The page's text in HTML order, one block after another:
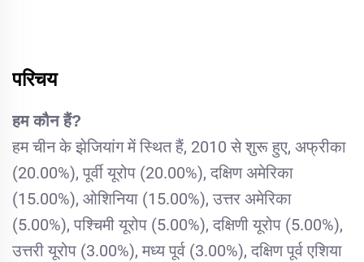
परिचय
हम कौन हैं?
हम चीन के झेजियांग में स्थित हैं, 2010 से शुरू हुए, अफ्रीका
(20.00%), पूर्वी यूरोप (20.00%), दक्षिण अमेरिका
(15.00%), ओशिनिया (15.00%), उत्तर अमेरिका
(5.00%), पश्चिमी यूरोप (5.00%), दक्षिणी यूरोप (5.00%),
उत्तरी यूरोप (3.00%), मध्य पूर्व (3.00%), दक्षिण पूर्व एशिया